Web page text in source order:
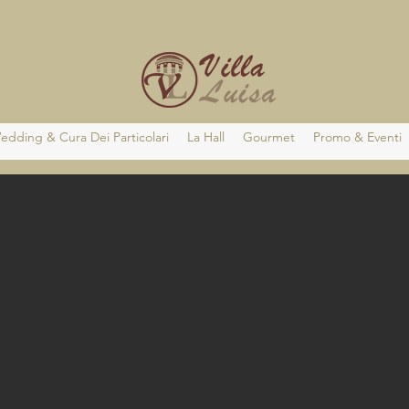
& Cura Dei Particolari La Hall Gourmet Promo & Eventi